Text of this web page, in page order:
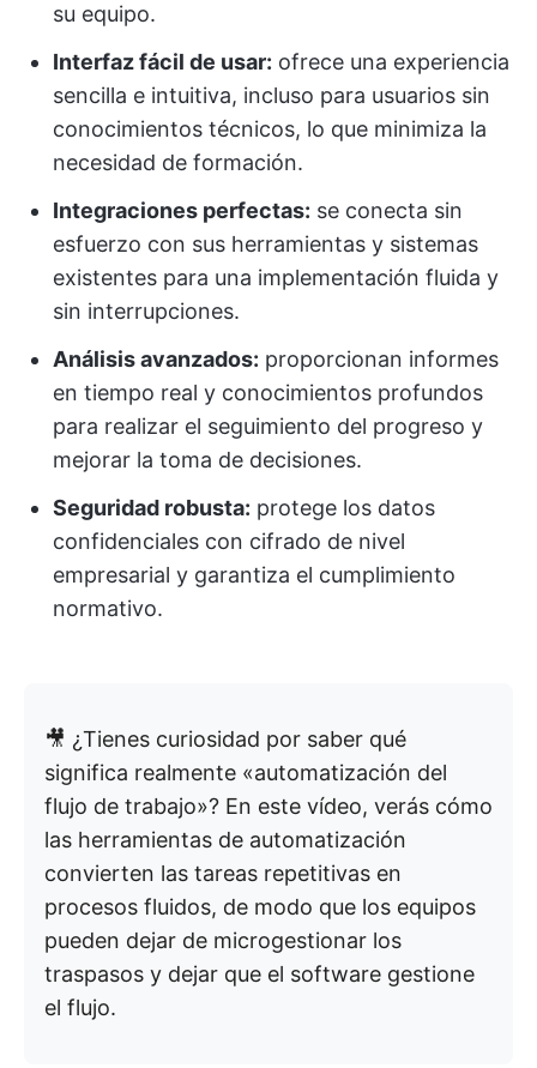
su equipo.
Interfaz fácil de usar: ofrece una experiencia
sencilla e intuitiva, incluso para usuarios sin
conocimientos técnicos, lo que minimiza la
necesidad de formación.
Integraciones perfectas: se conecta sin
esfuerzo con sus herramientas y sistemas
existentes para una implementación fluida y
sin interrupciones.
Análisis avanzados: proporcionan informes
en tiempo real y conocimientos profundos
para realizar el seguimiento del progreso y
mejorar la toma de decisiones.
Seguridad robusta: protege los datos
confidenciales con cifrado de nivel
empresarial y garantiza el cumplimiento
normativo.
🎥 ¿Tienes curiosidad por saber qué
significa realmente «automatización del
flujo de trabajo»? En este vídeo, verás cómo
las herramientas de automatización
convierten las tareas repetitivas en
procesos fluidos, de modo que los equipos
pueden dejar de microgestionar los
traspasos y dejar que el software gestione
el flujo.